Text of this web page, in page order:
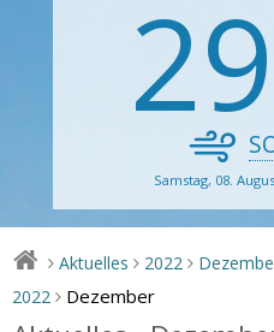
29
Samstag, 08.
> Aktuelles > 2022 >
2022 > Dezember